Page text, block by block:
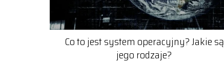
Co to jest system operacyjny? Jakie są
jego rodzaje?